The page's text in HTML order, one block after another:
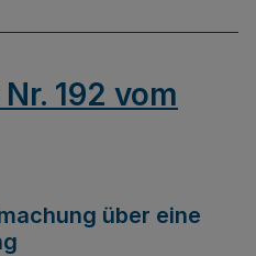
192 vom
über eine